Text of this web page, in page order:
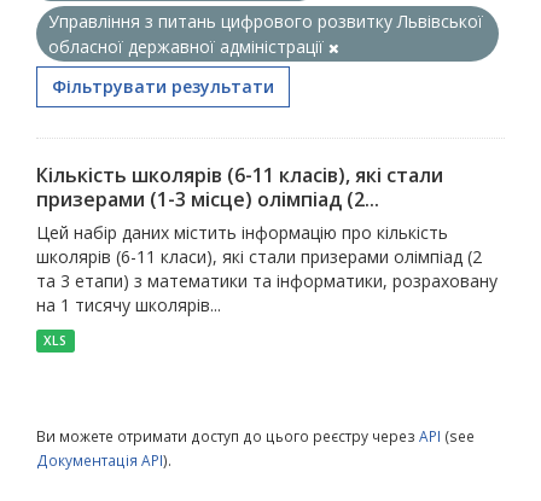
Управління з питань цифрового розвитку Львівської
обласної державної адміністрації
Фільтрувати результати
Кількість школярів (6-11 класів), які стали
призерами (1-3 місце) олімпіад (2...
Цей набір даних містить інформацію про кількість
школярів (6-11 класи), які стали призерами олімпіад (2
та 3 етапи) з математики та інформатики, розраховану
на 1 тисячу школярів...
XLS
Ви можете отримати доступ до цього реєстру через API (see
Документація API).